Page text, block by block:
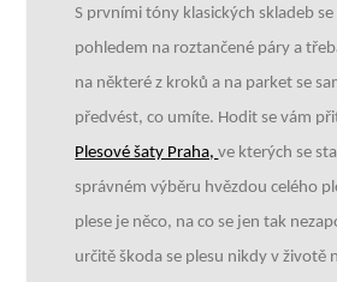
S prvními tóny klasických skladeb
pohledem na roztančené páry a
na některé z kroků a na parket se
předvést, co umíte. Hodit se vám
Plesové šaty Praha,ve kterých se
správném výběru hvězdou celého
plese je něco, na co se jen tak
určitě škoda se plesu nikdy v životě